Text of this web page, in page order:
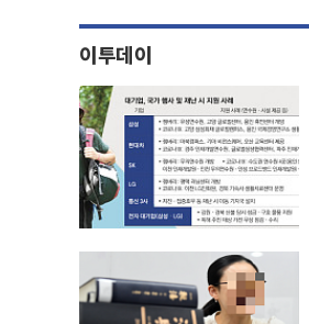
이투데이